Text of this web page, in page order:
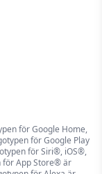
för Google Home,
för Google Play
för Siri®, iOS®,
för App Store® är